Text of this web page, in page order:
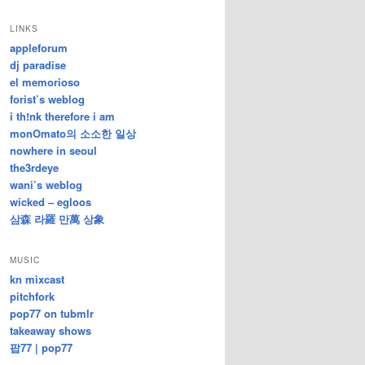
난
글
LINKS
appleforum
dj paradise
el memorioso
forist’s weblog
i th!nk therefore i am
monOmato의 소소한 일상
nowhere in seoul
the3rdeye
wani’s weblog
wicked – egloos
삼森 라羅 만萬 상象
MUSIC
kn mixcast
pitchfork
pop77 on tubmlr
takeaway shows
팝77 | pop77